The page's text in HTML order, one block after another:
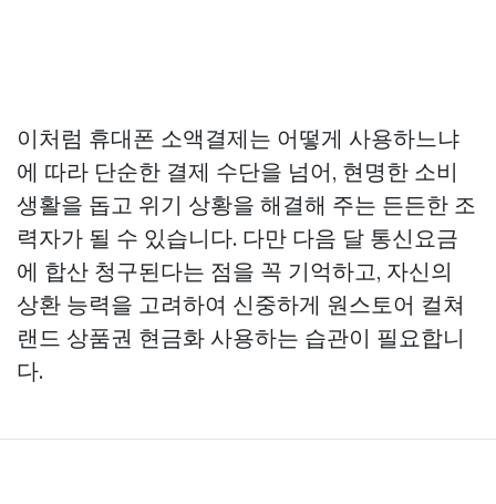
이처럼 휴대폰 소액결제는 어떻게 사용하느냐
에 따라 단순한 결제 수단을 넘어, 현명한 소비
생활을 돕고 위기 상황을 해결해 주는 든든한 조
력자가 될 수 있습니다. 다만 다음 달 통신요금
에 합산 청구된다는 점을 꼭 기억하고, 자신의
상환 능력을 고려하여 신중하게 원스토어 컬쳐
랜드 상품권 현금화 사용하는 습관이 필요합니
다.